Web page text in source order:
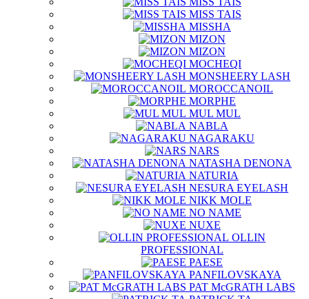
MISS TAIS
MISSHA
MIZON
MIZON
MOCHEQI
MONSHEERY LASH
MOROCCANOIL
MORPHE
MUL MUL
NABLA
NAGARAKU
NARS
NATASHA DENONA
NATURIA
NESURA EYELASH
NIKK MOLE
NO NAME
NUXE
OLLIN
PROFESSIONAL
PAESE
PANFILOVSKAYA
PAT McGRATH LABS